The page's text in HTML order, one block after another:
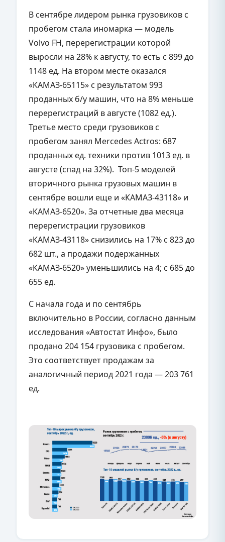
В сентябре лидером рынка грузовиков с
пробегом стала иномарка — модель
Volvo FH, перерегистрации которой
выросли на 28% к августу, то есть с 899 до
1148 ед. На втором месте оказался
«КАМАЗ-65115» с результатом 993
проданных б/у машин, что на 8% меньше
перерегистраций в августе (1082 ед.).
Третье место среди грузовиков с
пробегом занял Mercedes Actros: 687
проданных ед. техники против 1013 ед. в
августе (спад на 32%). Топ-5 моделей
вторичного рынка грузовых машин в
сентябре вошли еще и «КАМАЗ-43118» и
«КАМАЗ-6520». За отчетные два месяца
перерегистрации грузовиков
«КАМАЗ-43118» снизились на 17% с 823 до
682 шт., а продажи подержанных
«КАМАЗ-6520» уменьшились на 4; с 685 до
655 ед.
С начала года и по сентябрь
включительно в России, согласно данным
исследования «Автостат Инфо», было
продано 204 154 грузовика с пробегом.
Это соответствует продажам за
аналогичный период 2021 года — 203 761
ед.